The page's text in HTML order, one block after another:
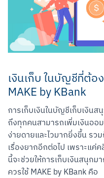
เงินเก็บ ในบัญชีที่ต้อ
MAKE by KBank
การเก็บเงินในบัญชีเก็บเงินส
ถึงทุกคนสามารถเพิ่มเงินออ
ง่ายดายและไวมากยิ่งขึ้น รว
เรื่องยากอีกต่อไป เพราะแค่
นี้จะช่วยให้การเก็บเงินสนุก
ควรใช้ MAKE by KBank คือ